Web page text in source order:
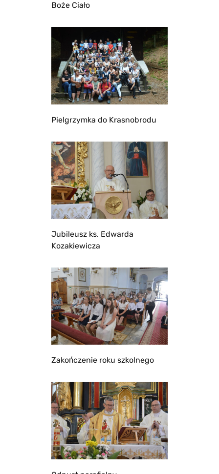
Boże Ciało
Pielgrzymka do Krasnobrodu
Jubileusz ks. Edwarda
Kozakiewicza
Zakończenie roku szkolnego